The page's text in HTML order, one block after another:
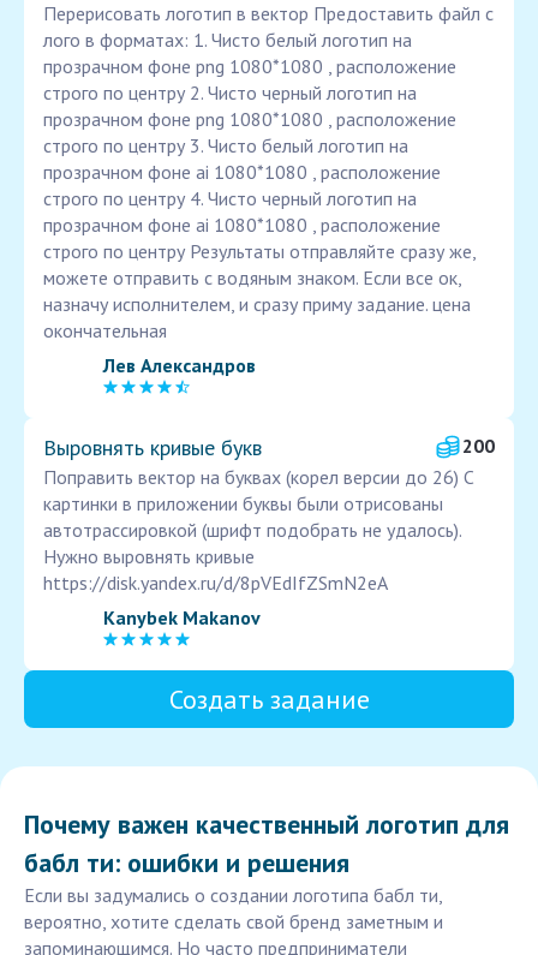
Перерисовать логотип в вектор Предоставить файл с
лого в форматах: 1. Чисто белый логотип на
прозрачном фоне png 1080*1080 , расположение
строго по центру 2. Чисто черный логотип на
прозрачном фоне png 1080*1080 , расположение
строго по центру 3. Чисто белый логотип на
прозрачном фоне ai 1080*1080 , расположение
строго по центру 4. Чисто черный логотип на
прозрачном фоне ai 1080*1080 , расположение
строго по центру Результаты отправляйте сразу же,
можете отправить с водяным знаком. Если все ок,
назначу исполнителем, и сразу приму задание. цена
окончательная
Лев Александров
Выровнять кривые букв
200
Поправить вектор на буквах (корел версии до 26) С
картинки в приложении буквы были отрисованы
автотрассировкой (шрифт подобрать не удалось).
Нужно выровнять кривые
https://disk.yandex.ru/d/8pVEdIfZSmN2eA
Kanybek Makanov
Создать задание
Почему важен качественный логотип для
бабл ти: ошибки и решения
Если вы задумались о создании логотипа бабл ти,
вероятно, хотите сделать свой бренд заметным и
запоминающимся. Но часто предприниматели